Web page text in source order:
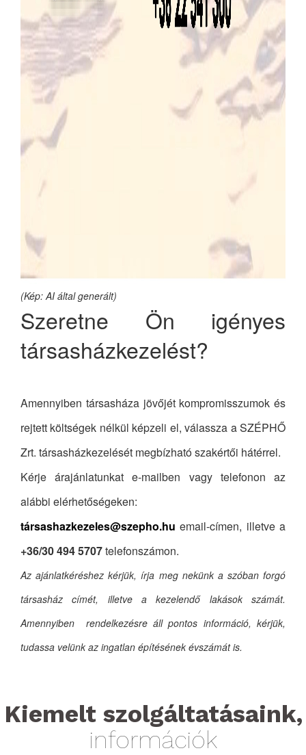
(Kép: AI által generált)
Szeretne Ön igényes
társasházkezelést?
Amennyiben társasháza jövőjét kompromisszumok és
rejtett költségek nélkül képzeli el, válassza a SZÉPHŐ
Zrt. társasházkezelését megbízható szakértői hátérrel.
Kérje árajánlatunkat e-mailben vagy telefonon az
alábbi elérhetőségeken:
társashazkezeles@szepho.hu email-címen, illetve a
+36/30 494 5707telefonszámon.
Az ajánlatkéréshez kérjük, írja meg nekünk a szóban forgó
társasház címét, illetve a kezelendő lakások számát.
Amennyiben rendelkezésre áll pontos információ, kérjük,
tudassa velünk az ingatlan építésének évszámát is.
Kiemelt szolgáltatásaink,
információk